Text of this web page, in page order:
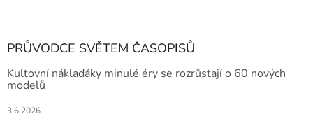
PRŮVODCE SVĚTEM ČASOPISŮ
Kultovní náklaďáky minulé éry se rozrůstají o 60 nových
modelů
3.6.2026